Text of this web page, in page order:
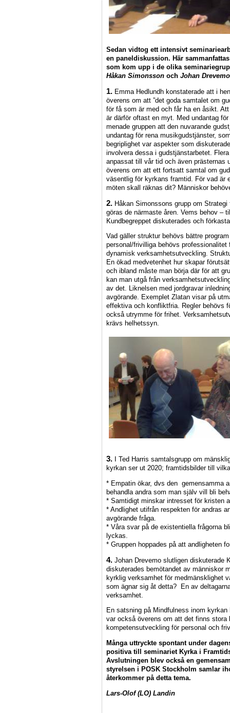
Sedan vidtog ett intensivt
en paneldiskussion. Här
som kom upp i de olika
Håkan Simonsson och Johan
1. Emma Hedlundh konstaterade att i
överens om att ”det goda samtalet om
för få som är med och får ha en åsikt.
är därför oftast en myt. Med undantag
menade gruppen att den nuvarande
undantag för rena musikgudstjänster,
begriplighet var aspekter som
involvera dessa i gudstjänstarbetet.
anpassat till vår tid och även prästernas
överens om att ett fortsatt samtal om
väsentlig för kyrkans framtid. För vad är
möten skall räknas dit? Människor
2. Håkan Simonssons grupp om
göras de närmaste åren. Vems behov –
Kundbegreppet diskuterades och
Vad gäller struktur behövs bättre
personal/frivilliga behövs
dynamisk verksamhetsutveckling.
En ökad medvetenhet hur skapar
och ibland måste man börja där för att
kan man utgå från
av det. Liknelsen med jordgravar
avgörande. Exemplet Zlatan visar på
effektiva och konfliktfria. Regler behövs
också utrymme för frihet.
krävs helhetssyn.
3. I Ted Harris samtalsgrupp om
kyrkan ser ut 2020; framtidsbilder till
* Empatin ökar, dvs den gemensamma
behandla andra som man själv vill bli
* Samtidigt minskar intresset för kristen
* Andlighet utifrån respekten för andras
avgörande fråga.
* Våra svar på de existentiella frågorna
lyckas.
* Gruppen hoppades på att andligheten
4. Johan Drevemo slutligen diskuterade
diskuterades bemötandet av människor
kyrklig verksamhet för medmänsklighet
som ägnar sig åt detta? En av
verksamhet.
En satsning på Mindfulness inom
var också överens om att det finns
kompetensutveckling för personal och
Många uttryckte spontant under
positiva till seminariet Kyrka i
Avslutningen blev också en
styrelsen i POSK Stockholm samlar
återkommer på detta tema.
Lars-Olof (LO) Landin